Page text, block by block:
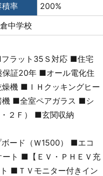
積率
200%
中学校
ラット35Ｓ対応 ■住宅
証20年 ■オール電化住
機 ■ＩＨクッキングヒー
機 ■全室ペアガラス ■シ
２Ｆ） ■玄関収納
ード（Ｗ1500） ■エコ
ート ■【ＥＶ・ＰＨＥＶ充
■ＴＶモニター付きイン